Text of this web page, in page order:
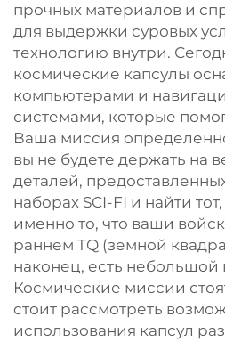
прочных материалов и
для выдержки суровых
технологию внутри.
космические капсулы
компьютерами и
системами, которые
Ваша миссия
вы не будете держать на
деталей,
наборах SCI-FI и найти
именно то, что ваши
раннем TQ (земной
наконец, есть небольшой
Космические миссии
стоит рассмотреть
использования капсул